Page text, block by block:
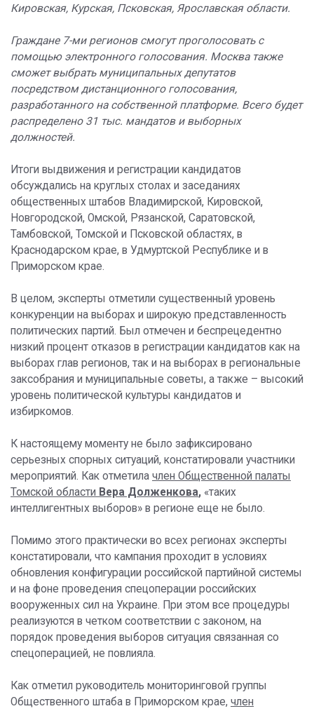
Кировская, Курская, Псковская, Ярославская области.
Граждане 7-ми регионов смогут проголосовать с
помощью электронного голосования. Москва также
сможет выбрать муниципальных депутатов
посредством дистанционного голосования,
разработанного на собственной платформе. Всего будет
распределено 31 тыс. мандатов и выборных
должностей.
Итоги выдвижения и регистрации кандидатов
обсуждались на круглых столах и заседаниях
общественных штабов Владимирской, Кировской,
Новгородской, Омской, Рязанской, Саратовской,
Тамбовской, Томской и Псковской областях, в
Краснодарском крае, в Удмуртской Республике и в
Приморском крае.
В целом, эксперты отметили существенный уровень
конкуренции на выборах и широкую представленность
политических партий. Был отмечен и беспрецедентно
низкий процент отказов в регистрации кандидатов как на
выборах глав регионов, так и на выборах в региональные
заксобрания и муниципальные советы, а также – высокий
уровень политической культуры кандидатов и
избиркомов.
К настоящему моменту не было зафиксировано
серьезных спорных ситуаций, констатировали участники
мероприятий. Как отметила член Общественной палаты
Томской области Вера Долженкова, «таких
интеллигентных выборов» в регионе еще не было.
Помимо этого практически во всех регионах эксперты
констатировали, что кампания проходит в условиях
обновления конфигурации российской партийной системы
и на фоне проведения спецоперации российских
вооруженных сил на Украине. При этом все процедуры
реализуются в четком соответствии с законом, на
порядок проведения выборов ситуация связанная со
спецоперацией, не повлияла.
Как отметил руководитель мониторинговой группы
Общественного штаба в Приморском крае, член